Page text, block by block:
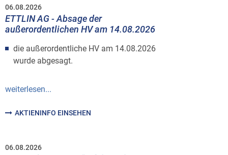
06.08.2026
ETTLIN AG - Absage der
außerordentlichen HV am 14.08.2026
die außerordentliche HV am 14.08.2026
wurde abgesagt.
weiterlesen...
AKTIENINFO EINSEHEN
06.08.2026